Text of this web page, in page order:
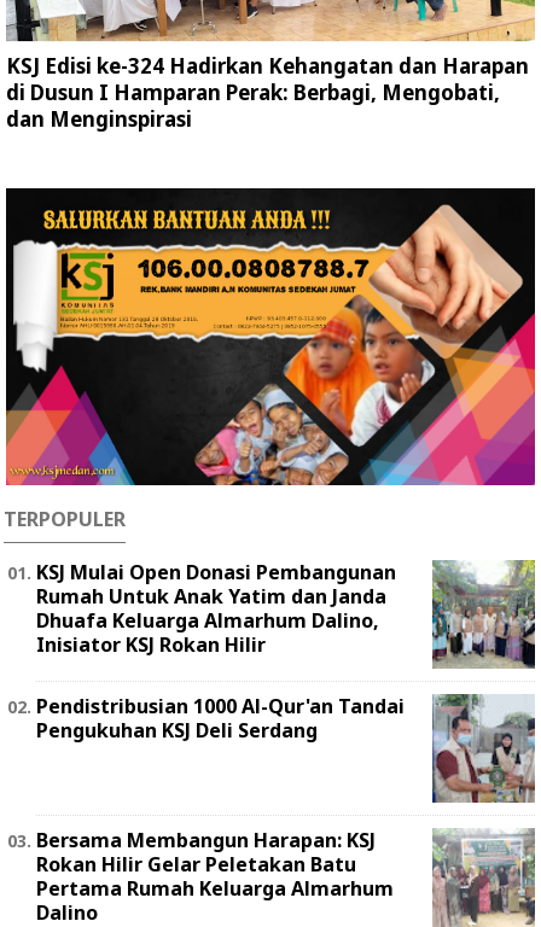
KSJ Edisi ke-324 Hadirkan Kehangatan dan Harapan
di Dusun I Hamparan Perak: Berbagi, Mengobati,
dan Menginspirasi
TERPOPULER
KSJ Mulai Open Donasi Pembangunan
Rumah Untuk Anak Yatim dan Janda
Dhuafa Keluarga Almarhum Dalino,
Inisiator KSJ Rokan Hilir
Pendistribusian 1000 Al-Qur'an Tandai
Pengukuhan KSJ Deli Serdang
Bersama Membangun Harapan: KSJ
Rokan Hilir Gelar Peletakan Batu
Pertama Rumah Keluarga Almarhum
Dalino